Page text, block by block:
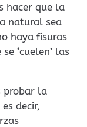
hacer que la
natural sea
haya fisuras
‘cuelen’ las
probar la
decir,